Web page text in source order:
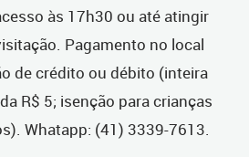
às 17h30 ou até atingir
Pagamento no local
de crédito ou débito (inteira
R$ 5; isenção para crianças
Whatapp: (41) 3339-7613.